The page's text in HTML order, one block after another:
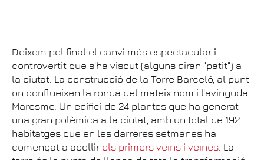
Deixem pel final el canvi més espectacular i
controvertit que s'ha viscut (alguns diran "patit") a
la ciutat. La construcció de la Torre Barceló, al punt
on conflueixen la ronda del mateix nom i l'avinguda
Maresme. Un edifici de 24 plantes que ha generat
una gran polèmica a la ciutat, amb un total de 192
habitatges que en les darreres setmanes ha
començat a acollir els primers veïns i veïnes . La